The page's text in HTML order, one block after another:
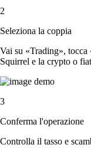
2
Seleziona la coppia
Vai su «Trading», tocca
Squirrel e la crypto o
3
Conferma l'operazione
Controlla il tasso e